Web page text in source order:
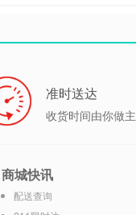
准时送达
收货时间由你做主
商城快讯
配送查询